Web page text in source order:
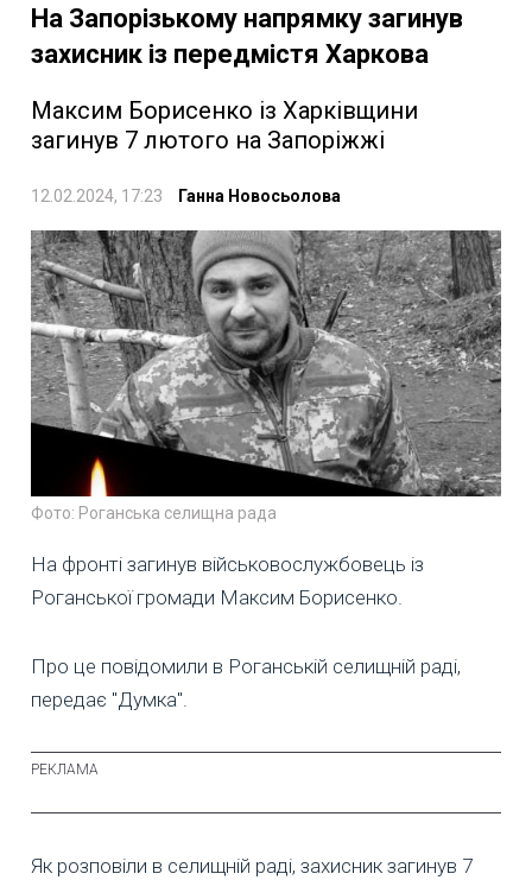
На Запорізькому напрямку загинув
захисник із передмістя Харкова
Максим Борисенко із Харківщини
загинув 7 лютого на Запоріжжі
12.02.2024, 17:23 Ганна Новосьолова
Фото: Роганська селищна рада
На фронті загинув військовослужбовець із
Роганської громади Максим Борисенко.
Про це повідомили в Роганській селищній раді,
передає "Думка".
Як розповіли в селищній раді, захисник загинув 7